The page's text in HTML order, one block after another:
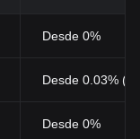
Desde 0%
Desde 0.03%
Desde 0%